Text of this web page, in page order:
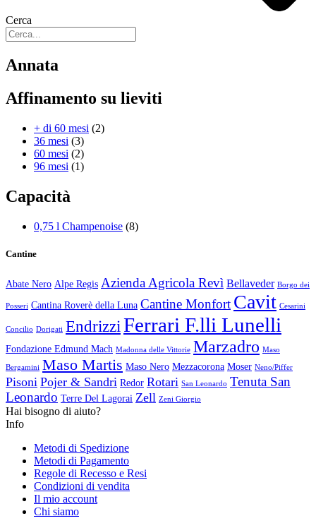
Cerca
Annata
Affinamento su lieviti
+ di 60 mesi (2)
36 mesi (3)
60 mesi (2)
96 mesi (1)
Capacità
0,75 l Champenoise (8)
Cantine
Abate Nero Alpe Regis Azienda Agricola Revì Bellaveder Borgo dei
Posseri Cantina Roverè della Luna Cantine Monfort Cavit Cesarini
Concilio Dorigati EndrizziFerrari F.lli Lunelli
Fondazione Edmund Mach Madonna delle Vittorie Marzadro Maso
Bergamini Maso Martis Maso Nero Mezzacorona Moser Neno/Piffer
Pisoni Pojer & Sandri Redor Rotari San Leonardo Tenuta San
Leonardo Terre Del Lagorai Zell Zeni Giorgio
Hai bisogno di aiuto?
Info
Metodi di Spedizione
Metodi di Pagamento
Regole di Recesso e Resi
Condizioni di vendita
Il mio account
Chi siamo